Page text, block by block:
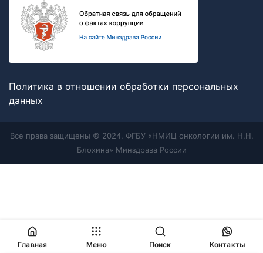
Политика в отношении обработки персональных
данных
Все права защищены © 2024, ФГБУ «НМИЦ онкологии им. Н.Н.
Блохина» Минздрава России
Главная Меню Поиск Контакты